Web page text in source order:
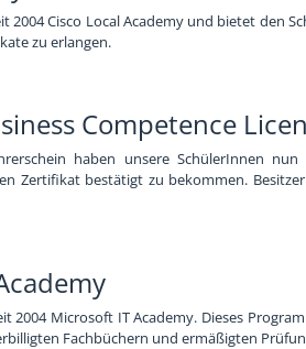
2004 Cisco Local Academy und bietet den
zu erlangen.
Competence
haben unsere SchülerInnen
Zertifikat bestätigt zu bekommen.
2004 Microsoft IT Academy. Dieses
Fachbüchern und ermäßigten